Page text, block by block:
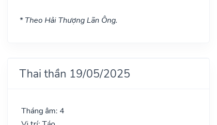
* Theo Hải Thượng Lãn Ông.
Thai thần 19/05/2025
Tháng âm: 4